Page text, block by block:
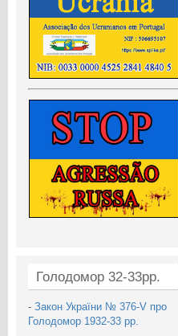
Голодомор 32-33рр.
- Закон України № 376-V про
Голодомор 1932-33 рр.